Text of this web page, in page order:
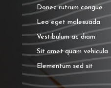
Donec rutrum congue
Leo eget malesuada
Vestibulum ac diam
Sit amet quam vehicula
Elementum sed sit